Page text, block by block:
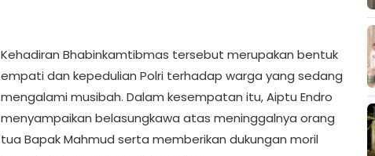
Kehadiran Bhabinkamtibmas tersebut merupakan bentuk
empati dan kepedulian Polri terhadap warga yang sedang
mengalami musibah. Dalam kesempatan itu, Aiptu Endro
menyampaikan belasungkawa atas meninggalnya orang
tua Bapak Mahmud serta memberikan dukungan moril